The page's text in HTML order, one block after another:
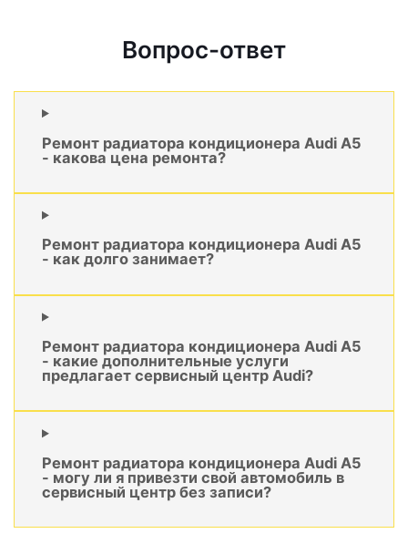
Вопрос-ответ
Ремонт радиатора кондиционера Audi A5
- какова цена ремонта?
Ремонт радиатора кондиционера Audi A5
- как долго занимает?
Ремонт радиатора кондиционера Audi A5
- какие дополнительные услуги
предлагает сервисный центр Audi?
Ремонт радиатора кондиционера Audi A5
- могу ли я привезти свой автомобиль в
сервисный центр без записи?